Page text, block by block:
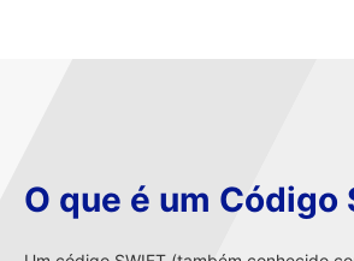
O que é um Código